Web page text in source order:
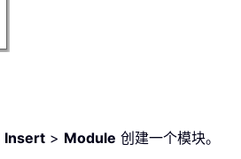
Insert > Module 创建一个模块。